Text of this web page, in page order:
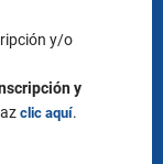
y/o
y
clic aquí.